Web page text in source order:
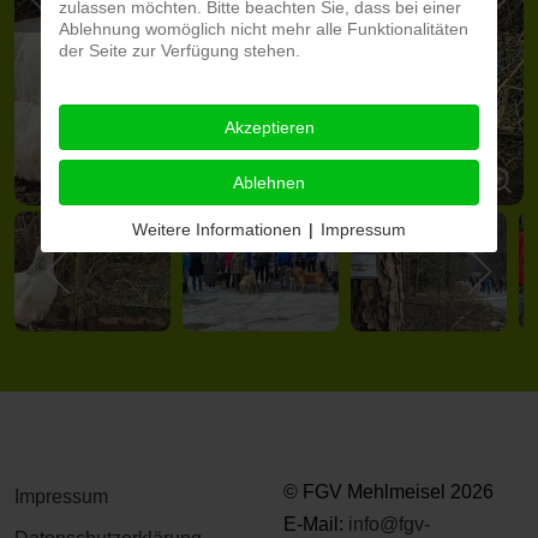
Impressum
© FGV Mehlmeisel 2026
E-Mail: info@fgv-
zulassen möchten. Bitte beachten Sie, dass bei einer
Ablehnung womöglich nicht mehr alle Funktionalitäten
der Seite zur Verfügung stehen.
Akzeptieren
Ablehnen
Weitere Informationen | Impressum